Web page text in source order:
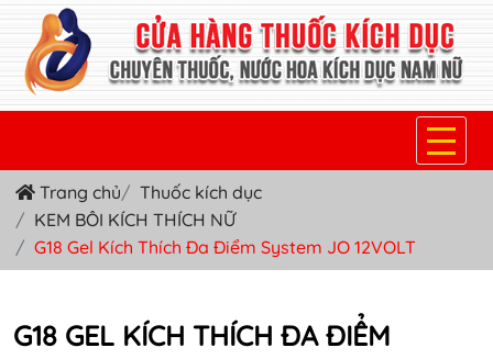
TRANG CHỦ
THUỐC KÍCH DỤC NỮ
THUỐC VIÊN KÍCH DỤC NAM
Trang chủ
Thuốc kích dục
KEM BÔI KÍCH THÍCH NỮ
G18 Gel Kích Thích Đa Điểm System JO 12VOLT
G18 GEL KÍCH THÍCH ĐA ĐIỂM